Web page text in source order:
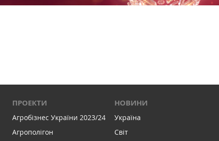
ПРОЕКТИ
Агробізнес України 2023/24
Агрополігон
НОВИНИ
Україна
Світ